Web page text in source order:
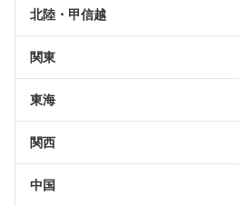
北陸・甲信越
関東
東海
関西
中国